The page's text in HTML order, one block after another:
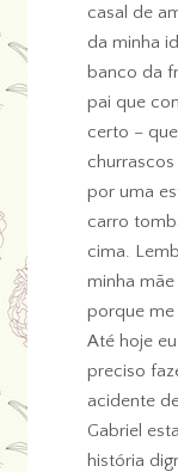
casal de
da minha
banco da
pai que
certo –
por uma
carro
cima.
minha
porque me
Até hoje
preciso
acidente
Gabriel
história